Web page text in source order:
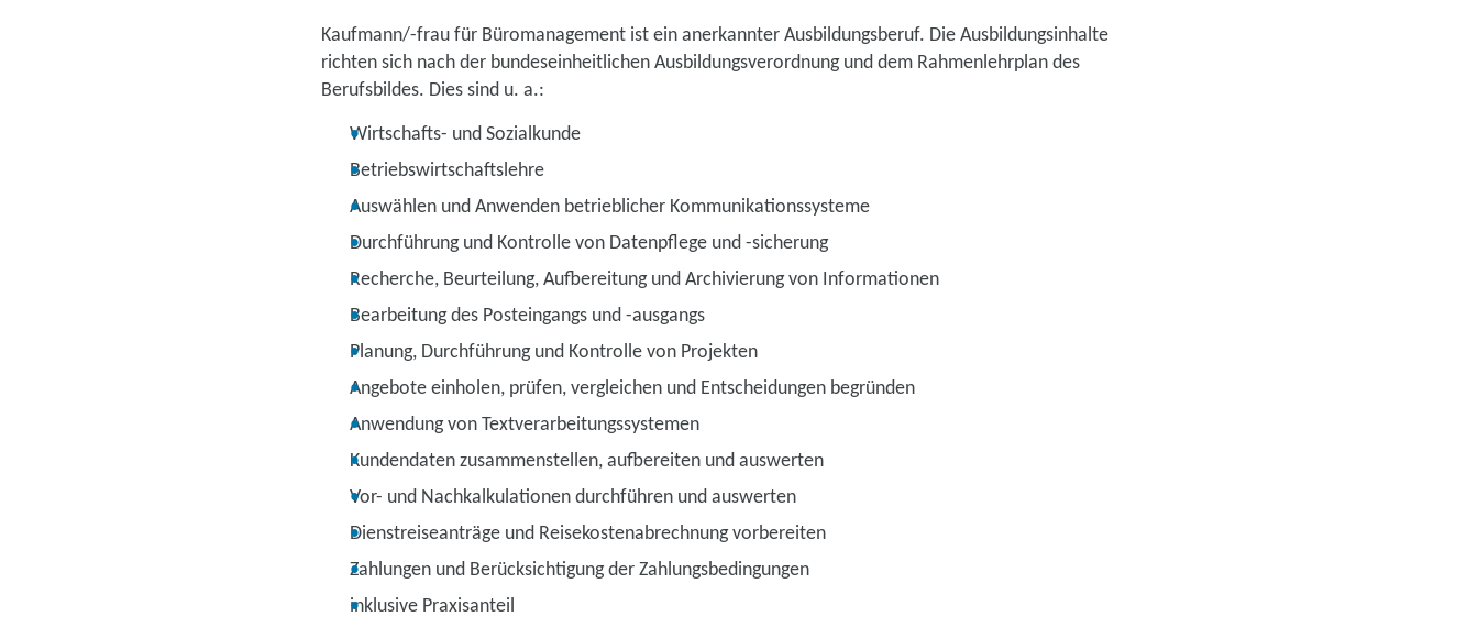
Kaufmann/-frau für Büromanagement ist ein anerkannter Ausbildungsberuf. Die Ausbildungsinhalte
richten sich nach der bundeseinheitlichen Ausbildungsverordnung und dem Rahmenlehrplan des
Berufsbildes. Dies sind u. a.:
Wirtschafts- und Sozialkunde
Betriebswirtschaftslehre
Auswählen und Anwenden betrieblicher Kommunikationssysteme
Durchführung und Kontrolle von Datenpflege und -sicherung
Recherche, Beurteilung, Aufbereitung und Archivierung von Informationen
Bearbeitung des Posteingangs und -ausgangs
Planung, Durchführung und Kontrolle von Projekten
Angebote einholen, prüfen, vergleichen und Entscheidungen begründen
Anwendung von Textverarbeitungssystemen
Kundendaten zusammenstellen, aufbereiten und auswerten
Vor- und Nachkalkulationen durchführen und auswerten
Dienstreiseanträge und Reisekostenabrechnung vorbereiten
Zahlungen und Berücksichtigung der Zahlungsbedingungen
inklusive Praxisanteil